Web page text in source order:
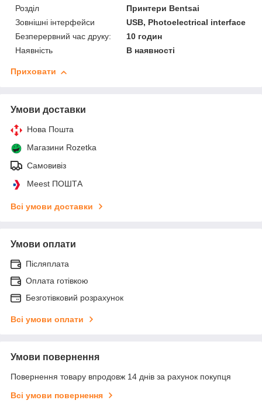
Розділ
Принтери Bentsai
Зовнішні інтерфейси
USB, Photoelectrical interface
Безперервний час друку:
10 годин
Наявність
В наявності
Приховати
Умови доставки
Нова Пошта
Магазини Rozetka
Самовивіз
Meest ПОШТА
Всі умови доставки
Умови оплати
Післяплата
Оплата готівкою
Безготівковий розрахунок
Всі умови оплати
Умови повернення
Повернення товару впродовж 14 днів за рахунок покупця
Всі умови повернення